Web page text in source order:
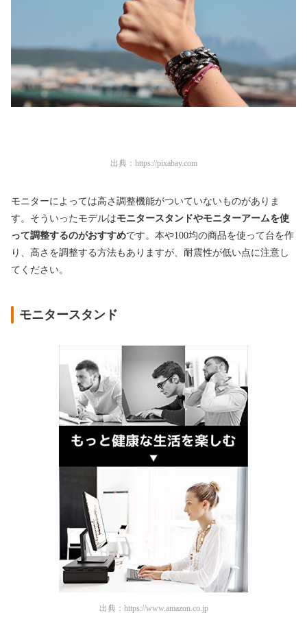
出典： https://pixabay.com
モニターによっては高さ調整機能がついていないものがありま
す。そういったモデルはモニタースタンドやモニターアームを使
って調整するのがおすすめです。本や100均の商品を使って台を作
り、高さを調整する方法もありますが、耐震性が低い点に注意し
てください。
モニタースタンド
出典： https://www.amazon.co.jp